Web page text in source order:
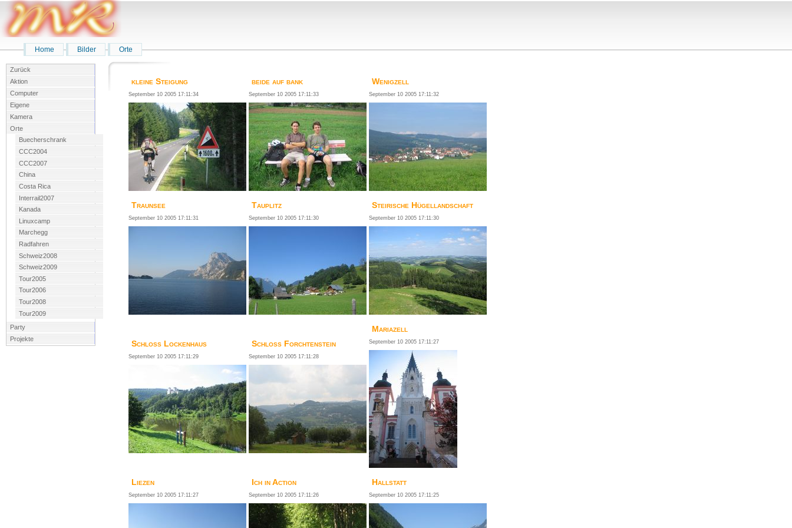
Home Bilder Orte
Zurück
Aktion
Computer
Eigene
Kamera
Orte
Buecherschrank
CCC2004
CCC2007
China
Costa Rica
Interrail2007
Kanada
Linuxcamp
Marchegg
Radfahren
Schweiz2008
Schweiz2009
Tour2005
Tour2006
Tour2008
Tour2009
Party
Projekte
kleine Steigung
September 10 2005 17:11:34
beide auf bank
September 10 2005 17:11:33
Wenigzell
September 10 2005 17:11:32
Traunsee
September 10 2005 17:11:31
Tauplitz
September 10 2005 17:11:30
Steirische Hügellandschaft
September 10 2005 17:11:30
Schloss Lockenhaus
September 10 2005 17:11:29
Schloss Forchtenstein
September 10 2005 17:11:28
Mariazell
September 10 2005 17:11:27
Liezen
September 10 2005 17:11:27
Ich in Action
September 10 2005 17:11:26
Hallstatt
September 10 2005 17:11:25